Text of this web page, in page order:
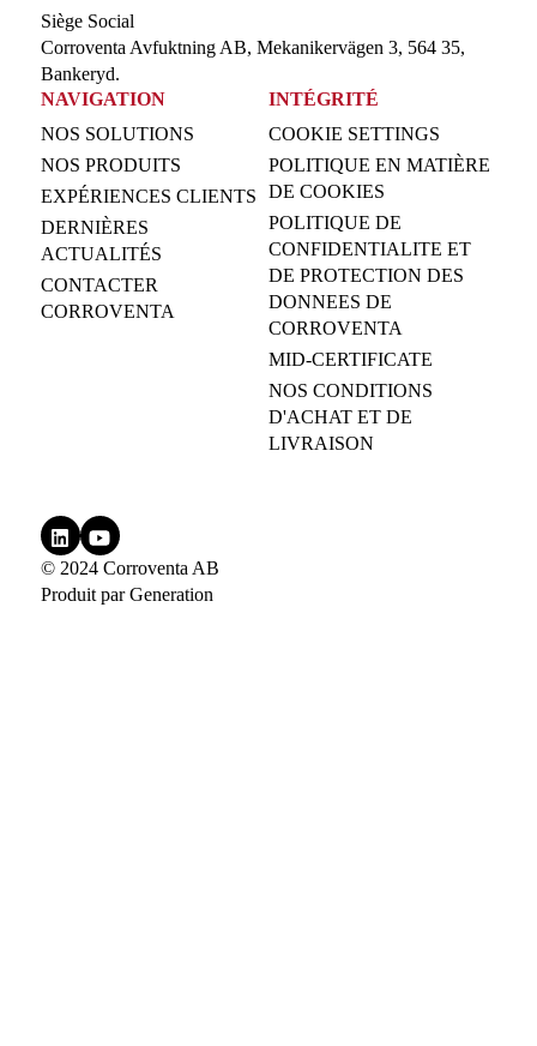
Siège Social
Corroventa Avfuktning AB, Mekanikervägen 3, 564 35,
Bankeryd.
NAVIGATION
NOS SOLUTIONS
NOS PRODUITS
EXPÉRIENCES CLIENTS
DERNIÈRES
ACTUALITÉS
CONTACTER
CORROVENTA
INTÉGRITÉ
COOKIE SETTINGS
POLITIQUE EN MATIÈRE
DE COOKIES
POLITIQUE DE
CONFIDENTIALITE ET
DE PROTECTION DES
DONNEES DE
CORROVENTA
MID-CERTIFICATE
NOS CONDITIONS
D'ACHAT ET DE
LIVRAISON
© 2024 Corroventa AB
Produit parGeneration